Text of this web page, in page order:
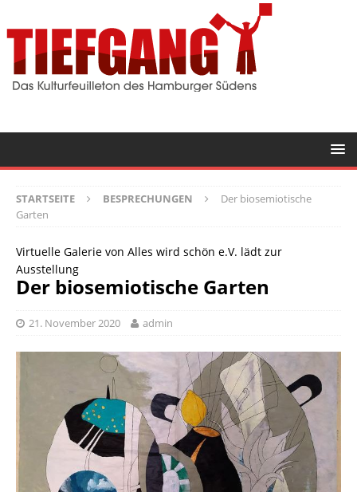
STARTSEITE BESPRECHUNGEN
Der biosemiotische
Garten
Virtuelle Galerie von Alles wird schön e.V. lädt zur
Ausstellung
Der biosemiotische Garten
21. November 2020 admin